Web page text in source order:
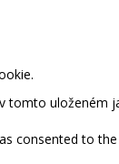
tomto uloženém
consented to